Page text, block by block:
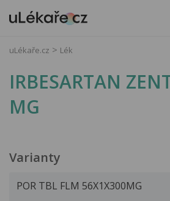
uLékaře.cz Lék
IRBESARTAN
MG
Varianty